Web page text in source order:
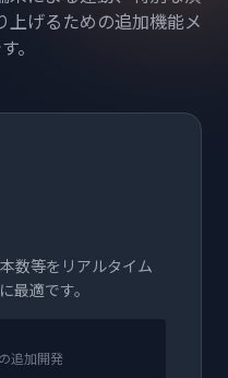
上げるための追加機能メ
。
数等をリアルタイム
最適です。
追加開発